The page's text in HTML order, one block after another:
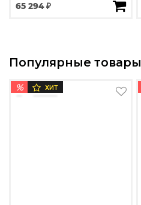
65 294 ₽
Популярные товары
% ХИТ